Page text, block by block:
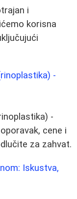
i
korisna
-
-
cene i
za zahvat.
Iskustva,